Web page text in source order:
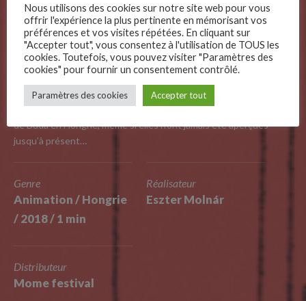
Follow Us
Fairies in the
Buda Hills
Selon une légende urbaine, des fées vivent dans les collines
de Buda en Hongrie, même si elles n’ont jamais été aperçues
jusqu’à présent…
Genre
Animation / Hongrie
/ 2018 / 1 min
Réalisateur
Eszter Molnár
Distributeur
Mome festival
Nous utilisons des cookies sur notre site web pour vous
offrir l'expérience la plus pertinente en mémorisant vos
préférences et vos visites répétées. En cliquant sur
"Accepter tout", vous consentez à l'utilisation de TOUS les
cookies. Toutefois, vous pouvez visiter "Paramètres des
cookies" pour fournir un consentement contrôlé.
Paramètres des cookies Accepter tout